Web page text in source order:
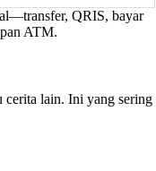
QRIS, bayar
ATM.
lain. Ini yang sering